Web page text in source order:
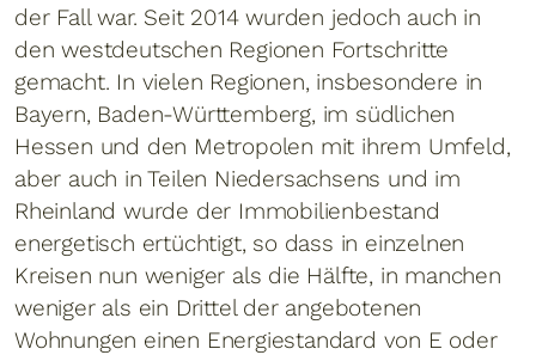
der Fall war. Seit 2014 wurden jedoch auch in
den westdeutschen Regionen Fortschritte
gemacht. In vielen Regionen, insbesondere in
Bayern, Baden-Württemberg, im südlichen
Hessen und den Metropolen mit ihrem Umfeld,
aber auch in Teilen Niedersachsens und im
Rheinland wurde der Immobilienbestand
energetisch ertüchtigt, so dass in einzelnen
Kreisen nun weniger als die Hälfte, in manchen
weniger als ein Drittel der angebotenen
Wohnungen einen Energiestandard von E oder